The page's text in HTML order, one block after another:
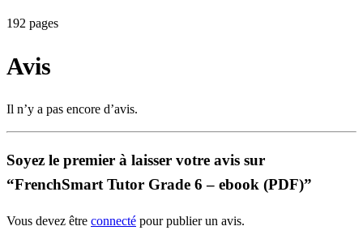
192 pages
Avis
Il n’y a pas encore d’avis.
Soyez le premier à laisser votre avis sur
“FrenchSmart Tutor Grade 6 – ebook (PDF)”
Vous devez être connecté pour publier un avis.